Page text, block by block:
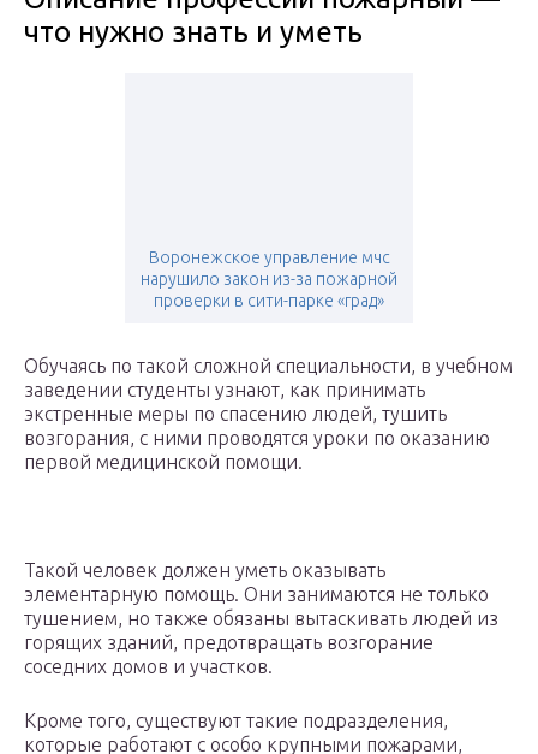
что нужно знать и уметь
Воронежское управление мчс
нарушило закон из-за пожарной
проверки в сити-парке «град»
Обучаясь по такой сложной специальности, в учебном
заведении студенты узнают, как принимать
экстренные меры по спасению людей, тушить
возгорания, с ними проводятся уроки по оказанию
первой медицинской помощи.
Такой человек должен уметь оказывать
элементарную помощь. Они занимаются не только
тушением, но также обязаны вытаскивать людей из
горящих зданий, предотвращать возгорание
соседних домов и участков.
Кроме того, существуют такие подразделения,
которые работают с особо крупными пожарами,